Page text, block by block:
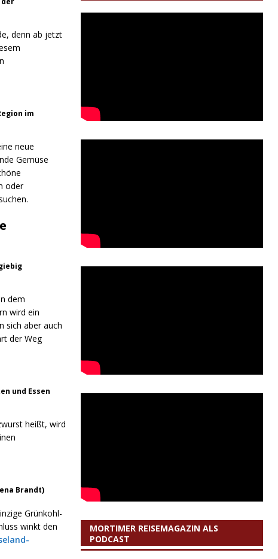
denn ab jetzt
im
neue
Gemüse
oder
dem
wird ein
sich aber auch
der Weg
und Essen
heißt, wird
Brandt)
Grünkohl-
winkt den
MORTIMER REISEMAGAZIN ALS
PODCAST